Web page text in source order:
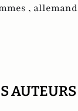
, allemand
AUTEURS